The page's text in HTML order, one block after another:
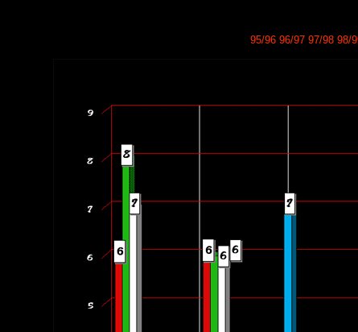
95/96 96/97 97/98 98/